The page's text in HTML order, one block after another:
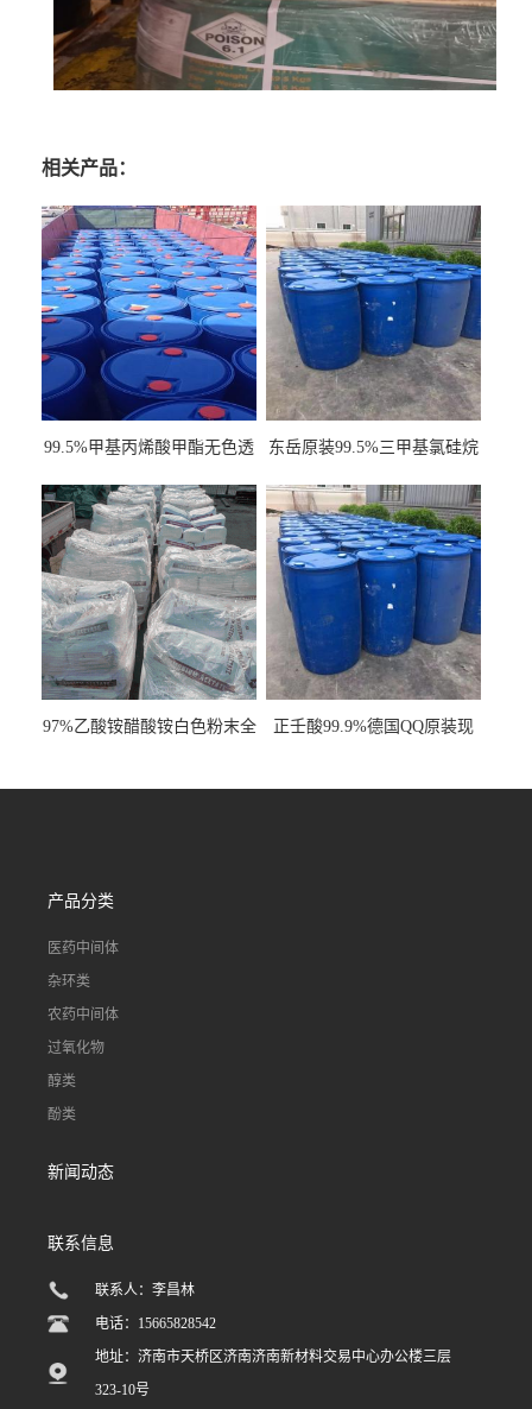
相关产品：
99.5%甲基丙烯酸甲酯无色透
东岳原装99.5%三甲基氯硅烷
97%乙酸铵醋酸铵白色粉末全
正壬酸99.9%德国QQ原装现
产品分类
医药中间体
杂环类
农药中间体
过氧化物
醇类
酚类
新闻动态
联系信息
联系人：李昌林
电话：15665828542
地址：济南市天桥区济南济南新材料交易中心办公楼三层
323-10号